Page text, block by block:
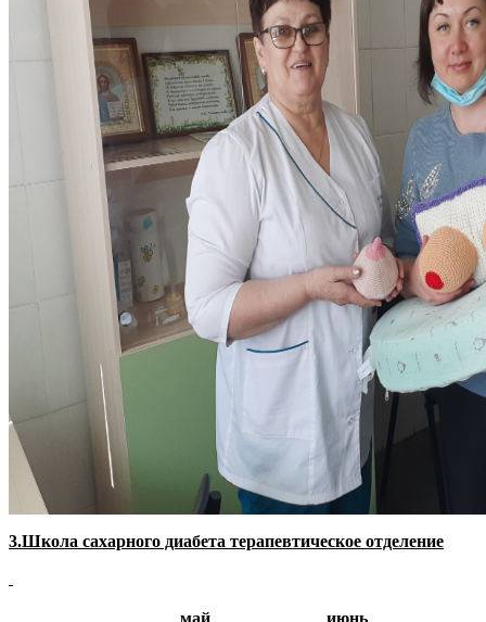
3.Школа сахарного диабета терапевтическое отделение
май
июнь